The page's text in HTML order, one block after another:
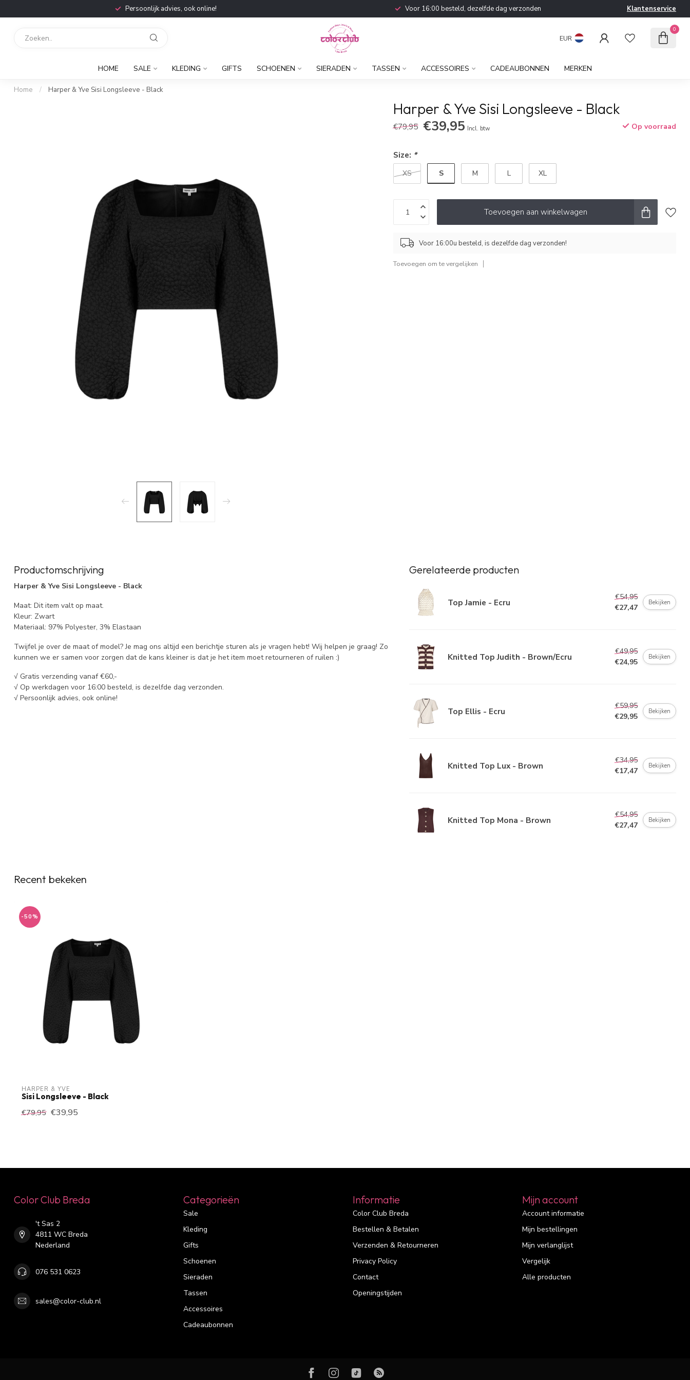
Persoonlijk advies, ook online! Voor 16:00 besteld, dezelfde dag verzonden Klantenservice
EUR
0
HOME SALE KLEDING GIFTS SCHOENEN SIERADEN TASSEN ACCESSOIRES CADEAUBONNEN MERKEN
Home / Harper & Yve Sisi Longsleeve - Black
Harper & Yve Sisi Longsleeve - Black
€79,95 €39,95 Incl. btw Op voorraad
Size: *
XS S M L XL
Toevoegen aan winkelwagen
Voor 16:00u besteld, is dezelfde dag verzonden!
Toevoegen om te vergelijken
Productomschrijving
Harper & Yve Sisi Longsleeve - Black
Maat: Dit item valt op maat.
Kleur: Zwart
Materiaal: 97% Polyester, 3% Elastaan
Twijfel je over de maat of model? Je mag ons altijd een berichtje sturen als je vragen hebt! Wij helpen je graag! Zo
kunnen we er samen voor zorgen dat de kans kleiner is dat je het item moet retourneren of ruilen :)
√ Gratis verzending vanaf €60,-
√ Op werkdagen voor 16:00 besteld, is dezelfde dag verzonden.
√ Persoonlijk advies, ook online!
Gerelateerde producten
Top Jamie - Ecru
€54,95
€27,47
Bekijken
Knitted Top Judith - Brown/Ecru
€49,95
€24,95
Bekijken
Top Ellis - Ecru
€59,95
€29,95
Bekijken
Knitted Top Lux - Brown
€34,95
€17,47
Bekijken
Knitted Top Mona - Brown
€54,95
€27,47
Bekijken
Recent bekeken
-50%
HARPER & YVE
Sisi Longsleeve - Black
€79,95 €39,95
Color Club Breda
't Sas 2
4811 WC Breda
Nederland
076 531 0623
sales@color-club.nl
Categorieën
Sale
Kleding
Gifts
Schoenen
Sieraden
Tassen
Accessoires
Cadeaubonnen
Informatie
Color Club Breda
Bestellen & Betalen
Verzenden & Retourneren
Privacy Policy
Contact
Openingstijden
Mijn account
Account informatie
Mijn bestellingen
Mijn verlanglijst
Vergelijk
Alle producten